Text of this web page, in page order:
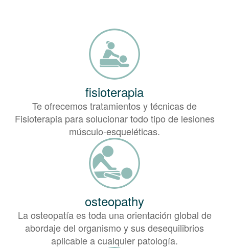
fisioterapia
Te ofrecemos tratamientos y técnicas de
Fisioterapia para solucionar todo tipo de lesiones
músculo-esqueléticas.
osteopathy
La osteopatía es toda una orientación global de
abordaje del organismo y sus desequilibrios
aplicable a cualquier patología.